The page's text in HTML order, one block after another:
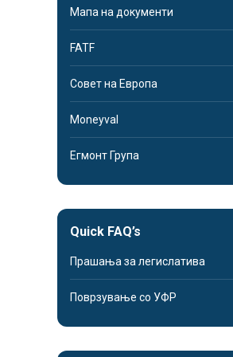
Мапа на документи
FATF
Совет на Европа
Moneyval
Егмонт Група
Quick FAQ’s
Прашања за легислатива
Поврзување со УФР